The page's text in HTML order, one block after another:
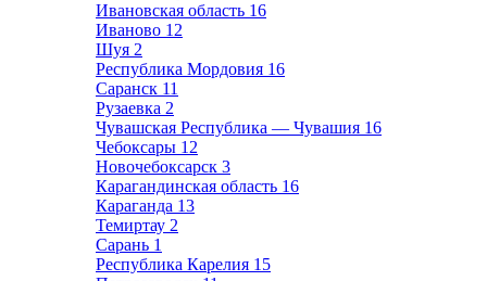
Ивановская область 16
Иваново 12
Шуя 2
Республика Мордовия 16
Саранск 11
Рузаевка 2
Чувашская Республика — Чувашия 16
Чебоксары 12
Новочебоксарск 3
Карагандинская область 16
Караганда 13
Темиртау 2
Сарань 1
Республика Карелия 15